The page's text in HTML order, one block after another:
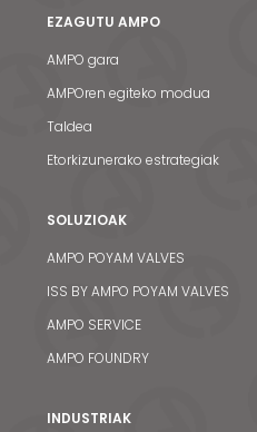
EZAGUTU AMPO
AMPO gara
AMPOren egiteko modua
Taldea
Etorkizunerako estrategiak
SOLUZIOAK
AMPO POYAM VALVES
ISS BY AMPO POYAM VALVES
AMPO SERVICE
AMPO FOUNDRY
INDUSTRIAK